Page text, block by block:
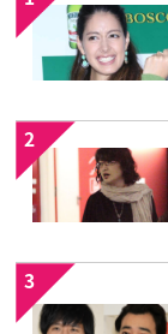
2
3